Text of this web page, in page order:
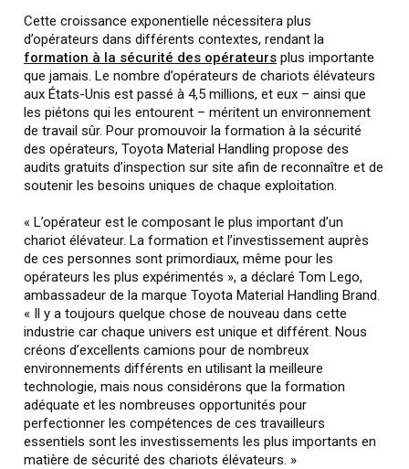
Cette croissance exponentielle nécessitera plus
d’opérateurs dans différents contextes, rendant la
formation à la sécurité des opérateurs plus importante
que jamais. Le nombre d’opérateurs de chariots élévateurs
aux États-Unis est passé à 4,5 millions, et eux – ainsi que
les piétons qui les entourent – méritent un environnement
de travail sûr. Pour promouvoir la formation à la sécurité
des opérateurs, Toyota Material Handling propose des
audits gratuits d’inspection sur site afin de reconnaître et de
soutenir les besoins uniques de chaque exploitation.
« L’opérateur est le composant le plus important d’un
chariot élévateur. La formation et l’investissement auprès
de ces personnes sont primordiaux, même pour les
opérateurs les plus expérimentés », a déclaré Tom Lego,
ambassadeur de la marque Toyota Material Handling Brand.
« Il y a toujours quelque chose de nouveau dans cette
industrie car chaque univers est unique et différent. Nous
créons d’excellents camions pour de nombreux
environnements différents en utilisant la meilleure
technologie, mais nous considérons que la formation
adéquate et les nombreuses opportunités pour
perfectionner les compétences de ces travailleurs
essentiels sont les investissements les plus importants en
matière de sécurité des chariots élévateurs. »